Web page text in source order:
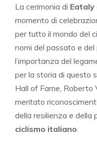
La cerimonia di Eataly
momento di
per tutto il mondo del
nomi del passato e
l’importanza del
per la storia di questo
Hall of Fame, Roberto
meritato
della resilienza e della
ciclismo italiano